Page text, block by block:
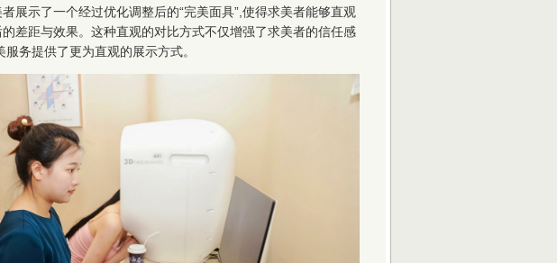
展示了一个经过优化调整后的“完美面具”,使得求美者能够直观
差距与效果。这种直观的对比方式不仅增强了求美者的信任感
务提供了更为直观的展示方式。